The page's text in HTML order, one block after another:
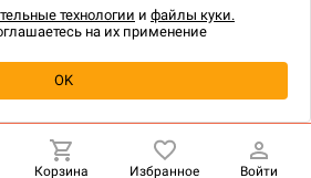
о наличии
Корзина Избранное Войти
технологии и файлы куки.
на их применение
OK